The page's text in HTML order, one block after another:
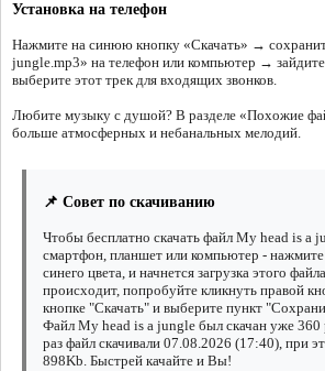
Установка на телефон
Нажмите на синюю кнопку «Скачать» →
jungle.mp3» на телефон или компьютер →
выберите этот трек для входящих звонков.
Любите музыку с душой? В разделе «Похожие
больше атмосферных и небанальных мелодий.
📌 Совет по скачиванию
Чтобы бесплатно скачать файл My head is a
смартфон, планшет или компьютер -
синего цвета, и начнется загрузка этого
происходит, попробуйте кликнуть правой
кнопке "Скачать" и выберите пункт
Файл My head is a jungle был скачан уже 360
раз файл скачивали 07.08.2026 (17:40), при
898Kb. Быстрей качайте и Вы!